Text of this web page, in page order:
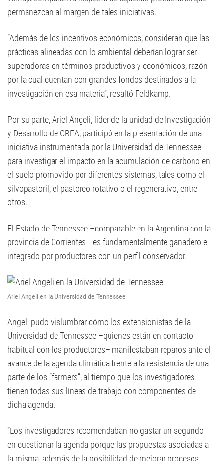
permanezcan al margen de tales iniciativas.
“Además de los incentivos económicos, consideran que las
prácticas alineadas con lo ambiental deberían lograr ser
superadoras en términos productivos y económicos, razón
por la cual cuentan con grandes fondos destinados a la
investigación en esa materia”, resaltó Feldkamp.
Por su parte, Ariel Angeli, líder de la unidad de Investigación
y Desarrollo de CREA, participó en la presentación de una
iniciativa instrumentada por la Universidad de Tennessee
para investigar el impacto en la acumulación de carbono en
el suelo promovido por diferentes sistemas, tales como el
silvopastoril, el pastoreo rotativo o el regenerativo, entre
otros.
El Estado de Tennessee –comparable en la Argentina con la
provincia de Corrientes– es fundamentalmente ganadero e
integrado por productores con un perfil conservador.
Ariel Angeli en la Universidad de Tennessee
Angeli pudo vislumbrar cómo los extensionistas de la
Universidad de Tennessee –quienes están en contacto
habitual con los productores– manifestaban reparos ante el
avance de la agenda climática frente a la resistencia de una
parte de los “farmers”, al tiempo que los investigadores
tienen todas sus líneas de trabajo con componentes de
dicha agenda.
“Los investigadores recomendaban no gastar un segundo
en cuestionar la agenda porque las propuestas asociadas a
la misma, además de la posibilidad de mejorar procesos